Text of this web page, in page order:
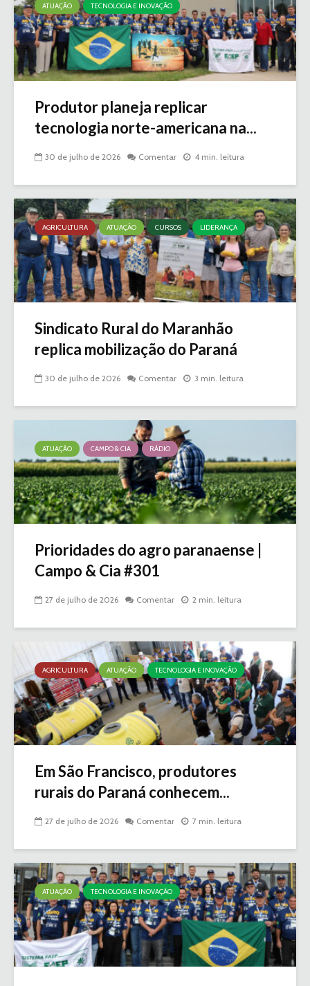
ATUAÇÃO TECNOLOGIA E INOVAÇÃO
Produtor planeja replicar
tecnologia norte-americana na...
30 de julho de 2026 Comentar 4 min. leitura
AGRICULTURA ATUAÇÃO CURSOS LIDERANÇA
Sindicato Rural do Maranhão
replica mobilização do Paraná
30 de julho de 2026 Comentar 3 min. leitura
ATUAÇÃO CAMPO & CIA RÁDIO
Prioridades do agro paranaense |
Campo & Cia #301
27 de julho de 2026 Comentar 2 min. leitura
AGRICULTURA ATUAÇÃO TECNOLOGIA E INOVAÇÃO
Em São Francisco, produtores
rurais do Paraná conhecem...
27 de julho de 2026 Comentar 7 min. leitura
ATUAÇÃO TECNOLOGIA E INOVAÇÃO